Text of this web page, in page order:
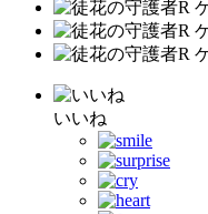
いいね